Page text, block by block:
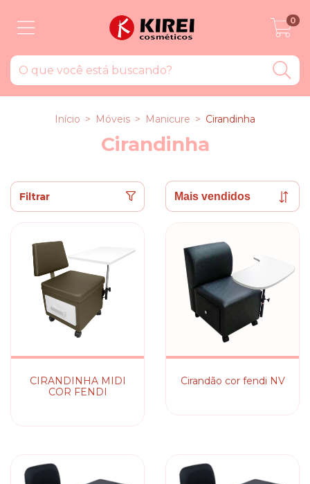
0
Início > Móveis > Manicure > Cirandinha
Cirandinha
Filtrar
CIRANDINHA MIDI
COR FENDI
Cirandão cor fendi NV